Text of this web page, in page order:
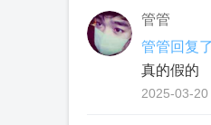
管管
管管回复了
真的假的
2025-03-20